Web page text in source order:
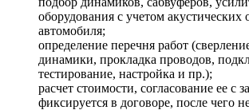
оборудования с учетом акустических
автомобиля;
определение перечня работ
динамики, прокладка проводов,
тестирование, настройка и пр.);
расчет стоимости, согласование ее с
фиксируется в договоре, после чего